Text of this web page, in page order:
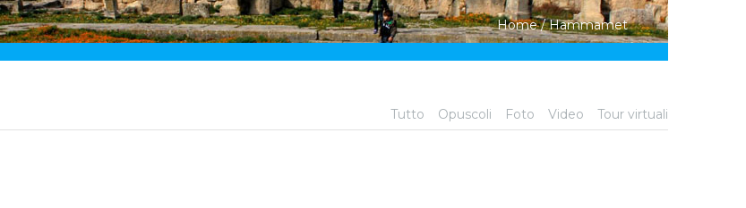
Home / Hammamet
Tutto Opuscoli Foto Video Tour virtuali